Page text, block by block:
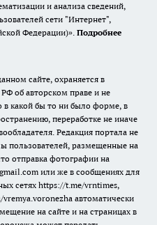
и анализа сведений,
сети "Интернет",
Федерации)». Подробнее
сайте, охраняется в
об авторском праве и не
какой бы то ни было форме, в
переработке не иначе
Редакция портала не
пользователей, размещенные на
отправка фотографии на
или же в сообщениях для
сетях https://t.me/vrntimes,
автоматически
на сайте и на страницах в